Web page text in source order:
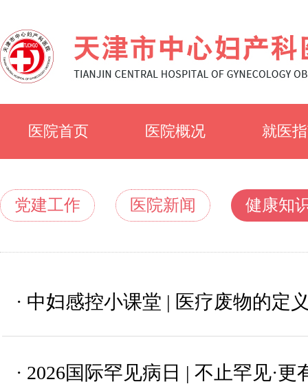
医院首页 医院概况
医院简介
就医
就诊
专家
党建工作 医院新闻 健康知
· 中妇感控小课堂 | 医疗废物的定
· 2026国际罕见病日 | 不止罕见·更